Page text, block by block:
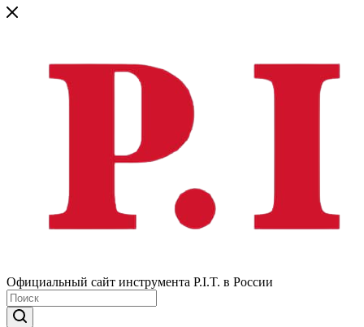
Официальный сайт инструмента P.I.T. в России